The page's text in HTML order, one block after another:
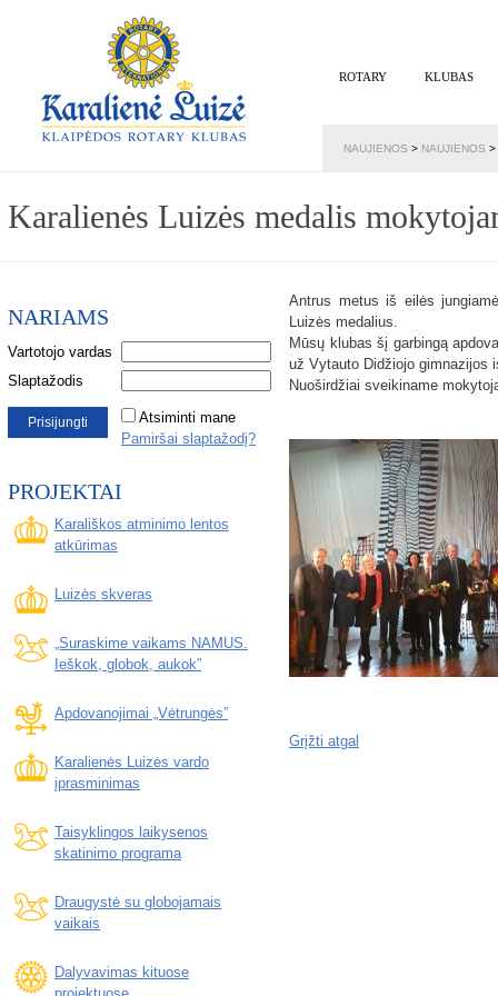
ROTARY KLUBAS
NAUJIENOS > NAUJIENOS >
Karalienės Luizės medalis
NARIAMS
Vartotojo vardas
Slaptažodis
Atsiminti mane
Pamiršai slaptažodį?
PROJEKTAI
Karališkos atminimo lentos
atkūrimas
Luizės skveras
„Suraskime vaikams NAMUS.
Ieškok, globok, aukok”
Apdovanojimai „Vėtrungės”
Karalienės Luizės vardo
įprasminimas
Taisyklingos laikysenos
skatinimo programa
Draugystė su globojamais
vaikais
Dalyvavimas kituose
Antrus metus iš eilės
Luizės medalius.
Mūsų klubas šį garbingą
už Vytauto Didžiojo gimnazijos
Nuoširdžiai sveikiname
Grįžti atgal